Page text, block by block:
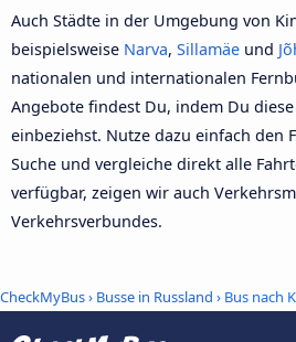
Auch Städte in der Umgebung von
beispielsweise Narva, Sillamäe und
nationalen und internationalen
Angebote findest Du, indem Du
einbeziehst. Nutze dazu einfach den
Suche und vergleiche direkt alle
verfügbar, zeigen wir auch
Verkehrsverbundes.
CheckMyBus› Busse in Russland › Bus nach